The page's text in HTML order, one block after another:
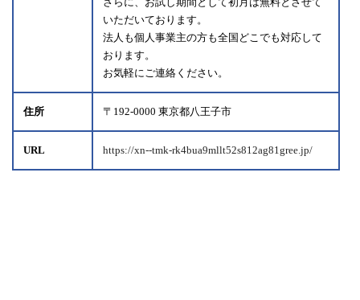
さらに、お試し期間として初月は無料とさせて
いただいております。
法人も個人事業主の方も全国どこでも対応して
おります。
お気軽にご連絡ください。
住所 〒192-0000 東京都八王子市
URL https://xn--tmk-rk4bua9mllt52s812ag81gree.jp/